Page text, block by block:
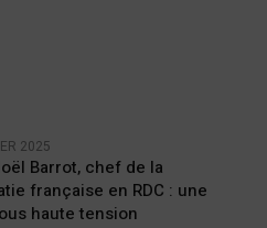
2025
Barrot, chef de la
française en RDC : une
haute tension